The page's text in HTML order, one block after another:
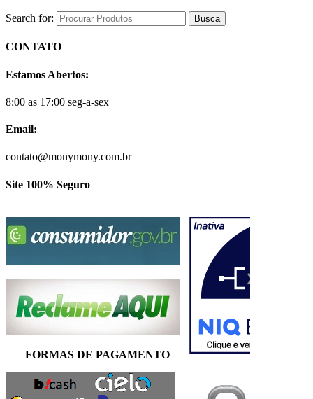
Search for:
CONTATO
Estamos Abertos:
8:00 as 17:00 seg-a-sex
Email:
contato@monymony.com.br
Site 100% Seguro
FORMAS DE PAGAMENTO